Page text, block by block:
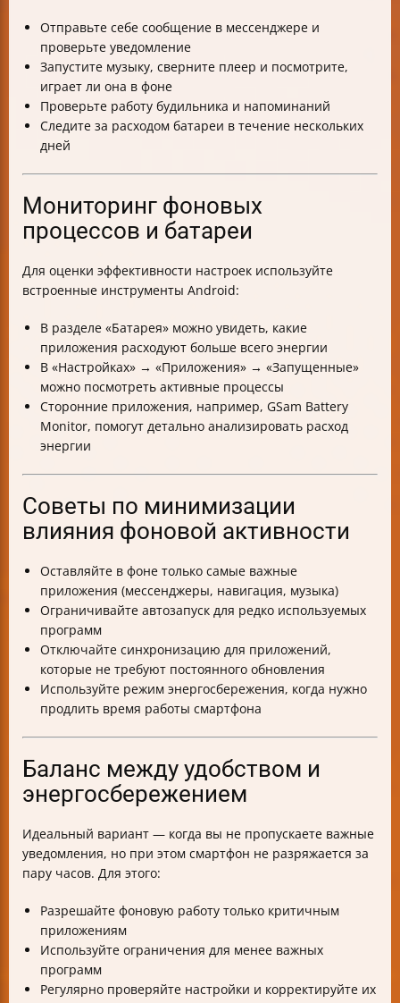
Отправьте себе сообщение в мессенджере и
проверьте уведомление
Запустите музыку, сверните плеер и посмотрите,
играет ли она в фоне
Проверьте работу будильника и напоминаний
Следите за расходом батареи в течение нескольких
дней
Мониторинг фоновых
процессов и батареи
Для оценки эффективности настроек используйте
встроенные инструменты Android:
В разделе «Батарея» можно увидеть, какие
приложения расходуют больше всего энергии
В «Настройках» → «Приложения» → «Запущенные»
можно посмотреть активные процессы
Сторонние приложения, например, GSam Battery
Monitor, помогут детально анализировать расход
энергии
Советы по минимизации
влияния фоновой активности
Оставляйте в фоне только самые важные
приложения (мессенджеры, навигация, музыка)
Ограничивайте автозапуск для редко используемых
программ
Отключайте синхронизацию для приложений,
которые не требуют постоянного обновления
Используйте режим энергосбережения, когда нужно
продлить время работы смартфона
Баланс между удобством и
энергосбережением
Идеальный вариант — когда вы не пропускаете важные
уведомления, но при этом смартфон не разряжается за
пару часов. Для этого:
Разрешайте фоновую работу только критичным
приложениям
Используйте ограничения для менее важных
программ
Регулярно проверяйте настройки и корректируйте их